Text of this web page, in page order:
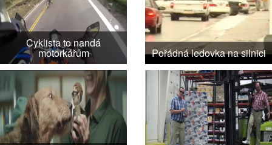
Cyklista to nandá
motorkářům Pořádná ledovka na silnici